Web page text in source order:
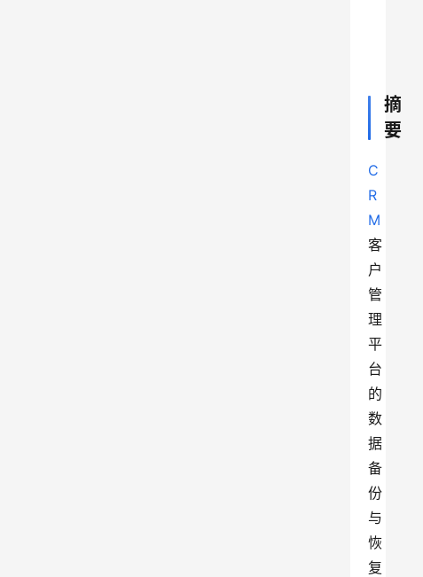
摘
要
C
R
M
客
户
管
理
平
台
的
数
据
备
份
与
恢
复